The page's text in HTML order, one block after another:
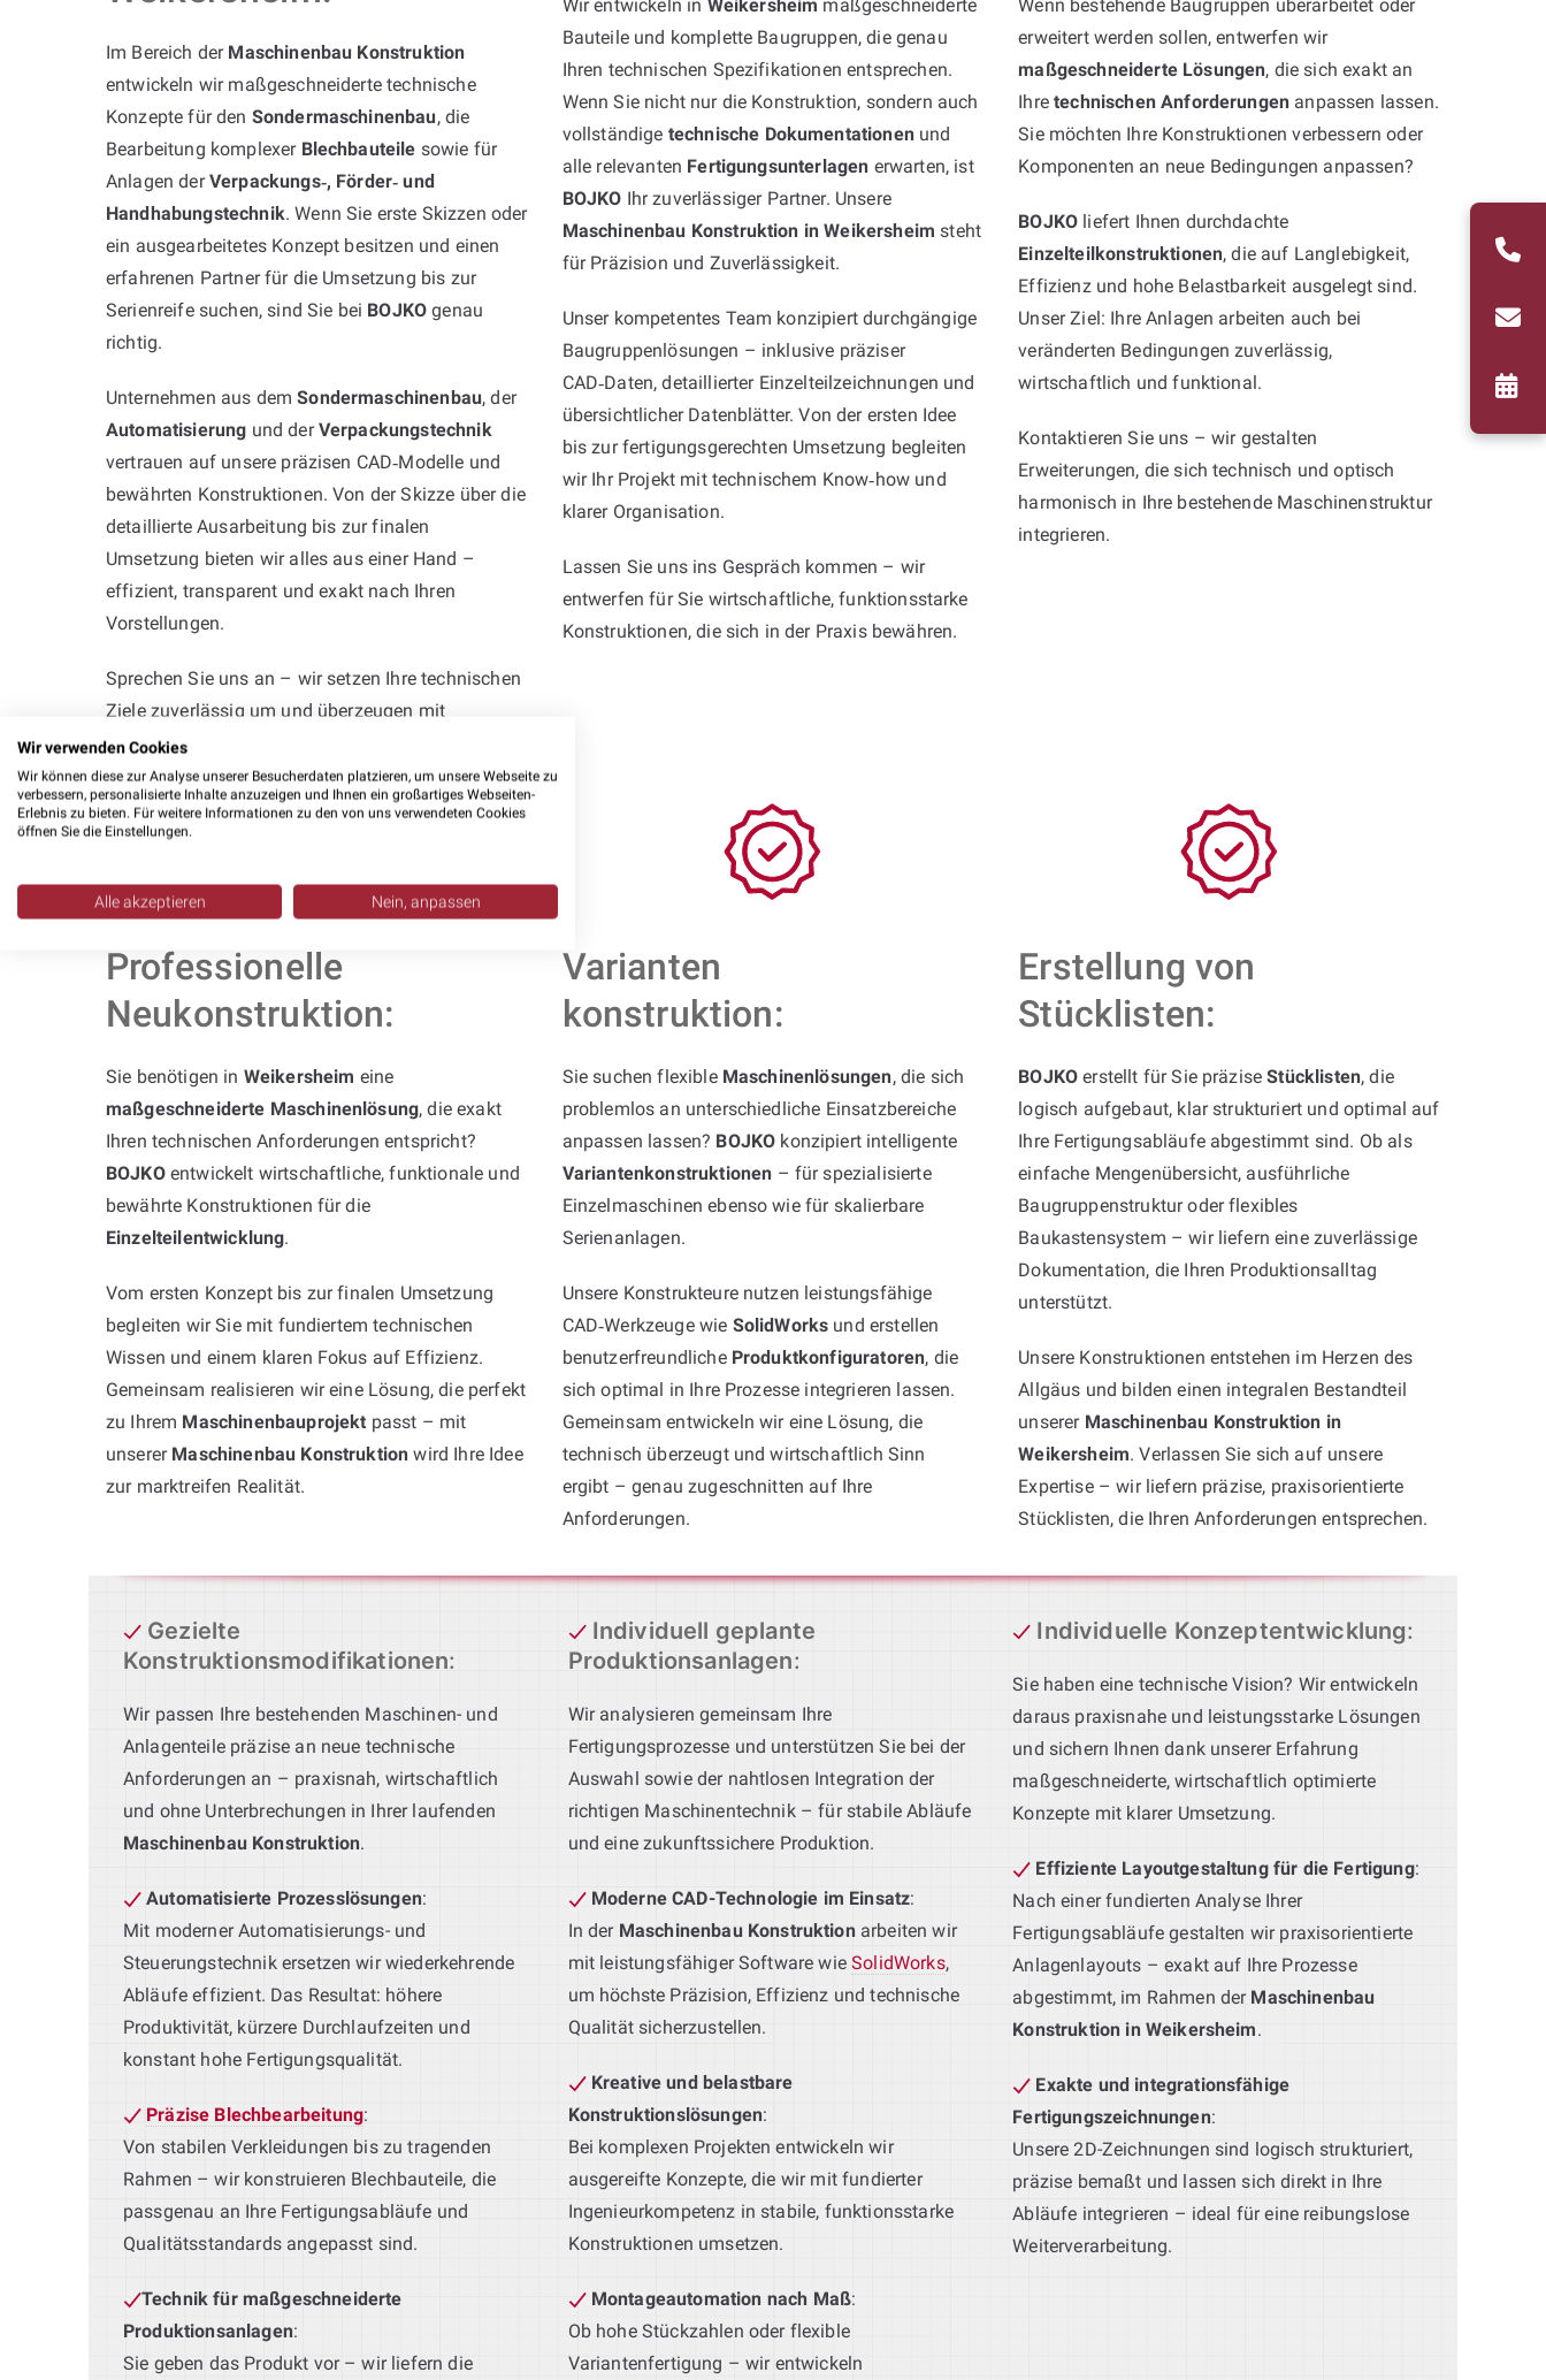
Im Bereich der Maschinenbau Konstruktion
entwickeln wir maßgeschneiderte technische
Konzepte für den Sondermaschinenbau, die
Bearbeitung komplexer Blechbauteile sowie für
Anlagen derVerpackungs‑, Förder‑ und
Handhabungstechnik. Wenn Sie erste Skizzen oder
ein ausgearbeitetes Konzept besitzen und einen
erfahrenen Partner für die Umsetzung bis zur
Serienreife suchen, sind Sie bei BOJKO genau
richtig.
Unternehmen aus demSondermaschinenbau, der
Automatisierung und derVerpackungstechnik
vertrauen auf unsere präzisen CAD‑Modelle und
bewährten Konstruktionen. Von der Skizze über die
detaillierte Ausarbeitung bis zur finalen
Umsetzung bieten wir alles aus einer Hand –
effizient, transparent und exakt nach Ihren
Vorstellungen.
Sprechen Sie uns an – wir setzen Ihre technischen
Ziele zuverlässig um und überzeugen mit
Erfahrung, Präzision und praktischer Kompetenz.
Wir entwickeln in Weikersheim maßgeschneiderte
Bauteile und komplette Baugruppen, die genau
Ihren technischen Spezifikationen entsprechen.
Wenn Sie nicht nur die Konstruktion, sondern auch
vollständige technische Dokumentationenund
alle relevanten Fertigungsunterlagen erwarten, ist
BOJKO Ihr zuverlässiger Partner. Unsere
Maschinenbau Konstruktion in Weikersheim steht
für Präzision und Zuverlässigkeit.
Unser kompetentes Team konzipiert durchgängige
Baugruppenlösungen – inklusive präziser
CAD‑Daten, detaillierter Einzelteilzeichnungen und
übersichtlicher Datenblätter. Von der ersten Idee
bis zur fertigungsgerechten Umsetzung begleiten
wir Ihr Projekt mit technischem Know‑how und
klarer Organisation.
Lassen Sie uns ins Gespräch kommen – wir
entwerfen für Sie wirtschaftliche, funktionsstarke
Konstruktionen, die sich in der Praxis bewähren.
Wenn bestehende Baugruppen überarbeitet oder
erweitert werden sollen, entwerfen wir
maßgeschneiderte Lösungen, die sich exakt an
Ihretechnischen Anforderungen anpassen lassen.
Sie möchten Ihre Konstruktionen verbessern oder
Komponenten an neue Bedingungen anpassen?
BOJKO liefert Ihnen durchdachte
Einzelteilkonstruktionen, die auf Langlebigkeit,
Effizienz und hohe Belastbarkeit ausgelegt sind.
Unser Ziel: Ihre Anlagen arbeiten auch bei
veränderten Bedingungen zuverlässig,
wirtschaftlich und funktional.
Kontaktieren Sie uns – wir gestalten
Erweiterungen, die sich technisch und optisch
harmonisch in Ihre bestehende Maschinenstruktur
integrieren.
Professionelle
Neukonstruktion:
Sie benötigen in Weikersheim eine
maßgeschneiderte Maschinenlösung, die exakt
Ihren technischen Anforderungen entspricht?
BOJKOentwickelt wirtschaftliche, funktionale und
bewährte Konstruktionen für die
Einzelteilentwicklung.
Vom ersten Konzept bis zur finalen Umsetzung
begleiten wir Sie mit fundiertem technischen
Wissen und einem klaren Fokus auf Effizienz.
Gemeinsam realisieren wir eine Lösung, die perfekt
zu Ihrem Maschinenbauprojekt passt – mit
unserer Maschinenbau Konstruktion wird Ihre Idee
zur marktreifen Realität.
Varianten
konstruktion:
Sie suchen flexible Maschinenlösungen, die sich
problemlos an unterschiedliche Einsatzbereiche
anpassen lassen? BOJKO konzipiert intelligente
Variantenkonstruktionen – für spezialisierte
Einzelmaschinen ebenso wie für skalierbare
Serienanlagen.
Unsere Konstrukteure nutzen leistungsfähige
CAD‑Werkzeuge wie SolidWorks und erstellen
benutzerfreundliche Produktkonfiguratoren, die
sich optimal in Ihre Prozesse integrieren lassen.
Gemeinsam entwickeln wir eine Lösung, die
technisch überzeugt und wirtschaftlich Sinn
ergibt – genau zugeschnitten auf Ihre
Anforderungen.
Erstellung von
Stücklisten:
BOJKO erstellt für Sie präziseStücklisten, die
logisch aufgebaut, klar strukturiert und optimal auf
Ihre Fertigungsabläufe abgestimmt sind. Ob als
einfache Mengenübersicht, ausführliche
Baugruppenstruktur oder flexibles
Baukastensystem – wir liefern eine zuverlässige
Dokumentation, die Ihren Produktionsalltag
unterstützt.
Unsere Konstruktionen entstehen im Herzen des
Allgäus und bilden einen integralen Bestandteil
unserer Maschinenbau Konstruktion in
Weikersheim. Verlassen Sie sich auf unsere
Expertise – wir liefern präzise, praxisorientierte
Stücklisten, die Ihren Anforderungen entsprechen.
Gezielte
Konstruktionsmodifikationen:
Wir passen Ihre bestehenden Maschinen- und
Anlagenteile präzise an neue technische
Anforderungen an – praxisnah, wirtschaftlich
und ohne Unterbrechungen in Ihrer laufenden
Maschinenbau Konstruktion.
Automatisierte Prozesslösungen:
Mit moderner Automatisierungs- und
Steuerungstechnik ersetzen wir wiederkehrende
Abläufe effizient. Das Resultat: höhere
Produktivität, kürzere Durchlaufzeiten und
konstant hohe Fertigungsqualität.
Präzise Blechbearbeitung:
Von stabilen Verkleidungen bis zu tragenden
Rahmen – wir konstruieren Blechbauteile, die
passgenau an Ihre Fertigungsabläufe und
Qualitätsstandards angepasst sind.
Technik für maßgeschneiderte
Produktionsanlagen:
Sie geben das Produkt vor – wir liefern die
Individuell geplante
Produktionsanlagen:
Wir analysieren gemeinsam Ihre
Fertigungsprozesse und unterstützen Sie bei der
Auswahl sowie der nahtlosen Integration der
richtigen Maschinentechnik – für stabile Abläufe
und eine zukunftssichere Produktion.
Moderne CAD-Technologie im Einsatz:
In der Maschinenbau Konstruktion arbeiten wir
mit leistungsfähiger Software wieSolidWorks,
um höchste Präzision, Effizienz und technische
Qualität sicherzustellen.
Kreative und belastbare
Konstruktionslösungen:
Bei komplexen Projekten entwickeln wir
ausgereifte Konzepte, die wir mit fundierter
Ingenieurkompetenz in stabile, funktionsstarke
Konstruktionen umsetzen.
Montageautomation nach Maß:
Ob hohe Stückzahlen oder flexible
Variantenfertigung – wir entwickeln
Individuelle Konzeptentwicklung:
Sie haben eine technische Vision? Wir entwickeln
daraus praxisnahe und leistungsstarke Lösungen
und sichern Ihnen dank unserer Erfahrung
maßgeschneiderte, wirtschaftlich optimierte
Konzepte mit klarer Umsetzung.
Effiziente Layoutgestaltung für die Fertigung:
Nach einer fundierten Analyse Ihrer
Fertigungsabläufe gestalten wir praxisorientierte
Anlagenlayouts – exakt auf Ihre Prozesse
abgestimmt, im Rahmen der Maschinenbau
Konstruktion in Weikersheim.
Exakte und integrationsfähige
Fertigungszeichnungen:
Unsere 2D-Zeichnungen sind logisch strukturiert,
präzise bemaßt und lassen sich direkt in Ihre
Abläufe integrieren – ideal für eine reibungslose
Weiterverarbeitung.
Wir verwenden Cookies
Wir können diese zur Analyse unserer Besucherdaten platzieren, um unsere Webseite zu
verbessern, personalisierte Inhalte anzuzeigen und Ihnen ein großartiges Webseiten-
Erlebnis zu bieten. Für weitere Informationen zu den von uns verwendeten Cookies
öffnen Sie die Einstellungen.
Alle akzeptieren Nein, anpassen